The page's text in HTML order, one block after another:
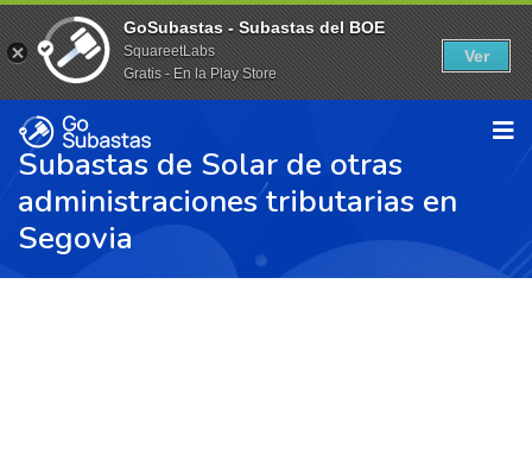
Subastas de Solar de otras
administraciones tributarias en
Segovia
GoSubastas - Subastas del BOE
SquareetLabs
Gratis - En la Play Store
Ver